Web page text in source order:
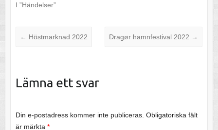
I ”Händelser”
← Höstmarknad 2022 Dragør hamnfestival 2022 →
Lämna ett svar
Din e-postadress kommer inte publiceras. Obligatoriska fält
är märkta *